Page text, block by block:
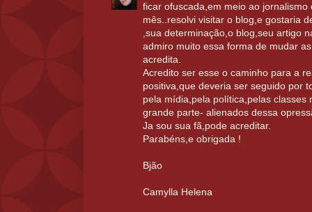
ficar ofuscada,em meio ao jornalismo
mês..resolvi visitar o blog,e gostaria
,sua determinação,o blog,seu artigo
admiro muito essa forma de mudar
acredita.
Acredito ser esse o caminho para a
positiva,que deveria ser seguido por
pela mídia,pela política,pelas classes
grande parte- alienados dessa
Ja sou sua fã,pode acreditar.
Parabéns,e obrigada !
Bjão
Camylla Helena